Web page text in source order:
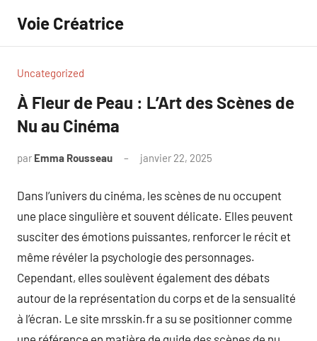
contenu
Voie Créatrice
Uncategorized
À Fleur de Peau : L’Art des Scènes de
Nu au Cinéma
par Emma Rousseau janvier 22, 2025
Dans l’univers du cinéma, les scènes de nu occupent
une place singulière et souvent délicate. Elles peuvent
susciter des émotions puissantes, renforcer le récit et
même révéler la psychologie des personnages.
Cependant, elles soulèvent également des débats
autour de la représentation du corps et de la sensualité
à l’écran. Le site mrsskin.fr a su se positionner comme